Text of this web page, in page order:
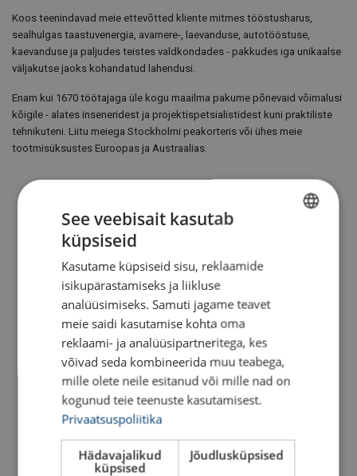
Koos teenindavad meie ettevõtted kliente mitmes tööstusharus,
sealhulgas taastuvenergia, avamere-, laevanduse, autotööstuse,
kaevanduse ja paljudes teistes valdkondades - pakkudes iga unikaalse
väljakutse jaoks kohandatud lahendusi.
Enam kui 1670 töötajaga üle kogu maailma pakume põnevaid võimalusi
kõigile - alates inseneridest ja projektispetsialistidest kuni praktiliste
tehnikuteni. Liitu meiega Stockholmi peakorteris või ühes meie
tootmisüksustes Euroopas ja Austraalias.
Inklusiivsuse hindamisindeks
81/100
Kaasatuse hindamisindeks
ENGLISH TRANSLATION
See veebisait kasutab
küpsiseid
Kasutame küpsiseid sisu, reklaamide
isikupärastamiseks ja liikluse
analüüsimiseks. Samuti jagame teavet
meie saidi kasutamise kohta oma
reklaami- ja analüüsipartneritega, kes
võivad seda kombineerida muu teabega,
mille olete neile esitanud või mille nad on
kogunud teie teenuste kasutamisest.
Privaatsuspoliitika
Hädavajalikud
küpsised
Jõudlusküpsised